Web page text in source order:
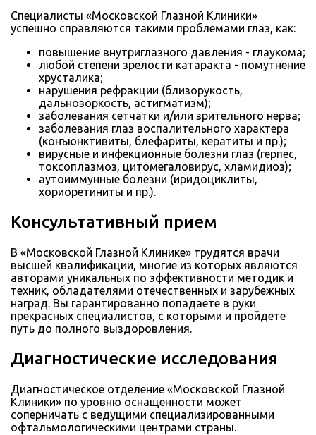
Специалисты «Московской Глазной Клиники»
успешно справляются такими проблемами глаз, как:
повышение внутриглазного давления - глаукома;
любой степени зрелости катаракта - помутнение
хрусталика;
нарушения рефракции (близорукость,
дальнозоркость, астигматизм);
заболевания сетчатки и/или зрительного нерва;
заболевания глаз воспалительного характера
(конъюнктивиты, блефариты, кератиты и пр.);
вирусные и инфекционные болезни глаз (герпес,
токсоплазмоз, цитомегаловирус, хламидиоз);
аутоиммунные болезни (иридоциклиты,
хориоретиниты и пр.).
Консультативный прием
В «Московской Глазной Клинике» трудятся врачи
высшей квалификации, многие из которых являются
авторами уникальных по эффективности методик и
техник, обладателями отечественных и зарубежных
наград. Вы гарантированно попадаете в руки
прекрасных специалистов, с которыми и пройдете
путь до полного выздоровления.
Диагностические исследования
Диагностическое отделение «Московской Глазной
Клиники» по уровню оснащенности может
соперничать с ведущими специализированными
офтальмологическими центрами страны.